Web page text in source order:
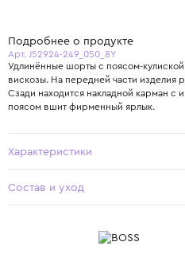
Подробнее о продукте
Арт. J52924-249_050_8Y
Удлинённые шорты с поясом-кулиской
вискозы. На передней части изделия
Сзади находится накладной карман
поясом вшит фирменный ярлык.
Характеристики
Состав и уход